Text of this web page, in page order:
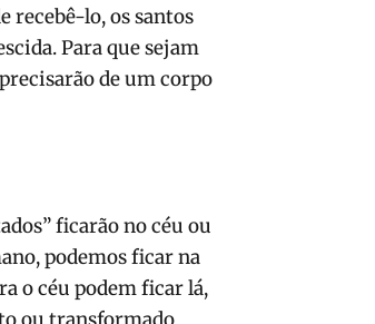
recebê-lo, os santos
Para que sejam
de um corpo
ficarão no céu ou
podemos ficar na
o céu podem ficar lá,